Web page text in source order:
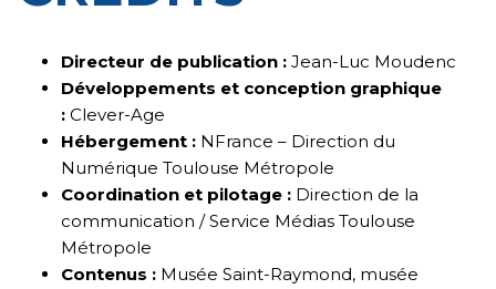
Directeur de publication : Jean-Luc Moudenc
Développements et conception graphique
: Clever-Age
Hébergement : NFrance – Direction du
Numérique Toulouse Métropole
Coordination et pilotage : Direction de la
communication / Service Médias Toulouse
Métropole
Contenus : Musée Saint-Raymond, musée